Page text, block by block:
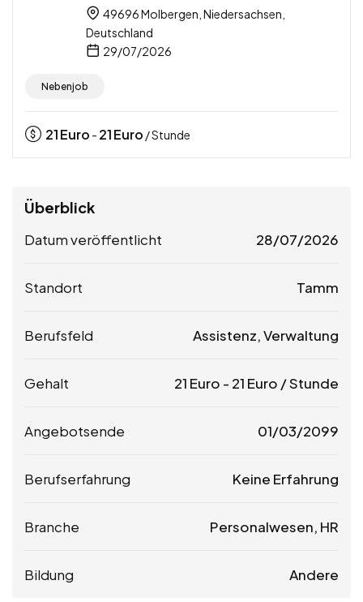
49696 Molbergen, Niedersachsen,
Deutschland
29/07/2026
Nebenjob
21Euro - 21Euro / Stunde
Überblick
Datum veröffentlicht 28/07/2026
Standort Tamm
Berufsfeld Assistenz, Verwaltung
Gehalt 21 Euro - 21 Euro / Stunde
Angebotsende 01/03/2099
Berufserfahrung Keine Erfahrung
Branche Personalwesen, HR
Bildung Andere